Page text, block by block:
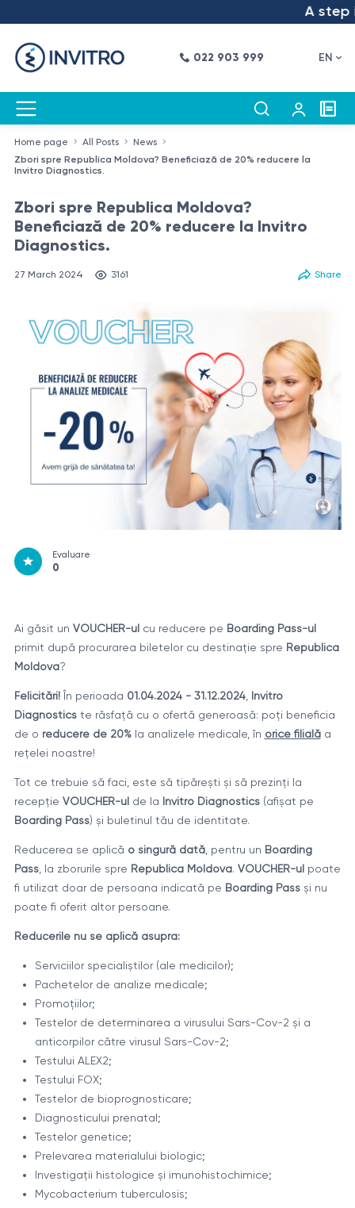
A step
022 903 999 EN
Home page All Posts
News
Zbori spre Republica Moldova? Beneficiază de 20% reducere la
Invitro Diagnostics.
Zbori spre Republica Moldova?
Beneficiază de 20% reducere la Invitro
Diagnostics.
27 March 2024 3161 Share
Evaluare
0
Ai găsit un VOUCHER-ulcu reducere pe Boarding Pass-ul
primit după procurarea biletelor cu destinație spre Republica
Moldova?
Felicitări!În perioada 01.04.2024 - 31.12.2024, Invitro
Diagnosticste răsfață cu o ofertă generoasă: poți beneficia
de o reducere de 20% la analizele medicale, în orice filialăa
rețelei noastre!
Tot ce trebuie să faci, este să tipărești și să prezinți la
recepție VOUCHER-ulde la Invitro Diagnostics(afișat pe
Boarding Pass) și buletinul tău de identitate.
Reducerea se aplică o singură dată, pentru un Boarding
Pass, la zborurile spre Republica Moldova. VOUCHER-ulpoate
fi utilizat doar de persoana indicată pe Boarding Passși nu
poate fi oferit altor persoane.
Reducerile nu se aplică asupra:
Serviciilor specialiștilor (ale medicilor);
Pachetelor de analize medicale;
Promoțiilor;
Testelor de determinarea a virusului Sars-Cov-2 și a
anticorpilor către virusul Sars-Cov-2;
Testului ALEX2;
Testului FOX;
Testelor de bioprognosticare;
Diagnosticului prenatal;
Testelor genetice;
Prelevarea materialului biologic;
Investigații histologice și imunohistochimice;
Mycobacterium tuberculosis;